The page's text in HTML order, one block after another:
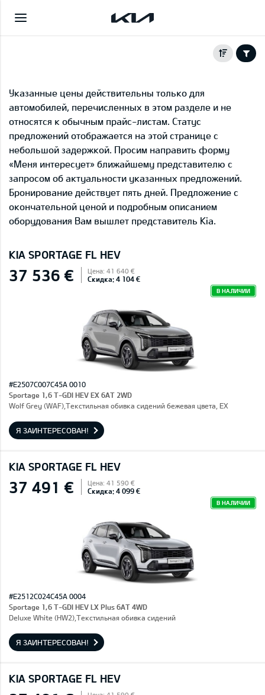
Указанные цены действительны только для
автомобилей, перечисленных в этом разделе и не
относятся к обычным прайс-листам. Статус
предложений отображается на этой странице с
небольшой задержкой. Просим направить форму
«Меня интересует» ближайшему представителю с
запросом об актуальности указанных предложений.
Бронирование действует пять дней. Предложение с
окончательной ценой и подробным описанием
оборудования Вам вышлет представитель Kia.
KIA SPORTAGE FL HEV
37 536 € Цена: 41 640 €
Скидка: 4 104 €
В НАЛИЧИИ
#E2507C007C45A 0010
Sportage 1,6 T-GDI HEV EX 6AT 2WD
Wolf Grey (WAF),Текстильная обивка сидений бежевая цвета, EX
Я ЗАИНТЕРЕСОВАН!
KIA SPORTAGE FL HEV
37 491 € Цена: 41 590 €
Скидка: 4 099 €
В НАЛИЧИИ
#E2512C024C45A 0004
Sportage 1,6 T-GDI HEV LX Plus 6AT 4WD
Deluxe White (HW2),Текстильная обивка сидений
Я ЗАИНТЕРЕСОВАН!
KIA SPORTAGE FL HEV